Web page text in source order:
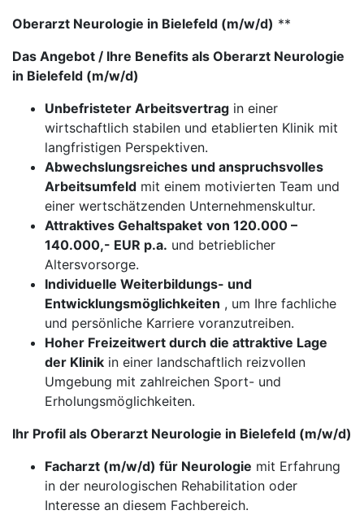
Oberarzt Neurologie in Bielefeld (m/w/d) **
Das Angebot / Ihre Benefits als Oberarzt Neurologie
in Bielefeld (m/w/d)
Unbefristeter Arbeitsvertrag in einer
wirtschaftlich stabilen und etablierten Klinik mit
langfristigen Perspektiven.
Abwechslungsreiches und anspruchsvolles
Arbeitsumfeld mit einem motivierten Team und
einer wertschätzenden Unternehmenskultur.
Attraktives Gehaltspaket von 120.000 –
140.000,- EUR p.a. und betrieblicher
Altersvorsorge.
Individuelle Weiterbildungs- und
Entwicklungsmöglichkeiten , um Ihre fachliche
und persönliche Karriere voranzutreiben.
Hoher Freizeitwert durch die attraktive Lage
der Klinik in einer landschaftlich reizvollen
Umgebung mit zahlreichen Sport- und
Erholungsmöglichkeiten.
Ihr Profil als Oberarzt Neurologie in Bielefeld (m/w/d)
Facharzt (m/w/d) für Neurologie mit Erfahrung
in der neurologischen Rehabilitation oder
Interesse an diesem Fachbereich.